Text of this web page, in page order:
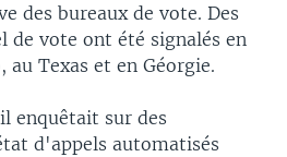
des bureaux de vote. Des
de vote ont été signalés en
au Texas et en Géorgie.
enquêtait sur des
d'appels automatisés